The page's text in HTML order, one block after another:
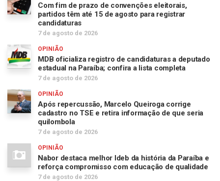
Com fim de prazo de convenções eleitorais,
partidos têm até 15 de agosto para registrar
candidaturas
7 de agosto de 2026
OPINIÃO
MDB oficializa registro de candidaturas a deputado
estadual na Paraíba; confira a lista completa
7 de agosto de 2026
OPINIÃO
Após repercussão, Marcelo Queiroga corrige
cadastro no TSE e retira informação de que seria
quilombola
7 de agosto de 2026
OPINIÃO
Nabor destaca melhor Ideb da história da Paraíba e
reforça compromisso com educação de qualidade
7 de agosto de 2026